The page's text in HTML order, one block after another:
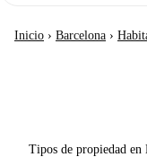
Inicio › Barcelona ›
Tipos de propiedad en